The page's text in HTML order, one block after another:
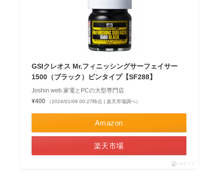
GSIクレオス Mr.フィニッシングサーフェイサー
1500（ブラック）ビンタイプ【SF288】
Joshin web 家電とPCの大型専門店
¥400
（2024/01/09 00:27時点 | 楽天市場調べ）
Amazon
楽天市場
ポチップ